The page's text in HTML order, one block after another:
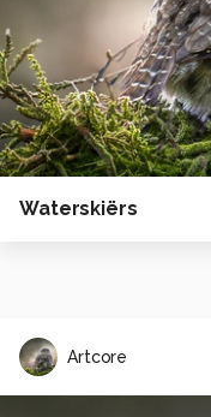
Waterskiërs
Artcore